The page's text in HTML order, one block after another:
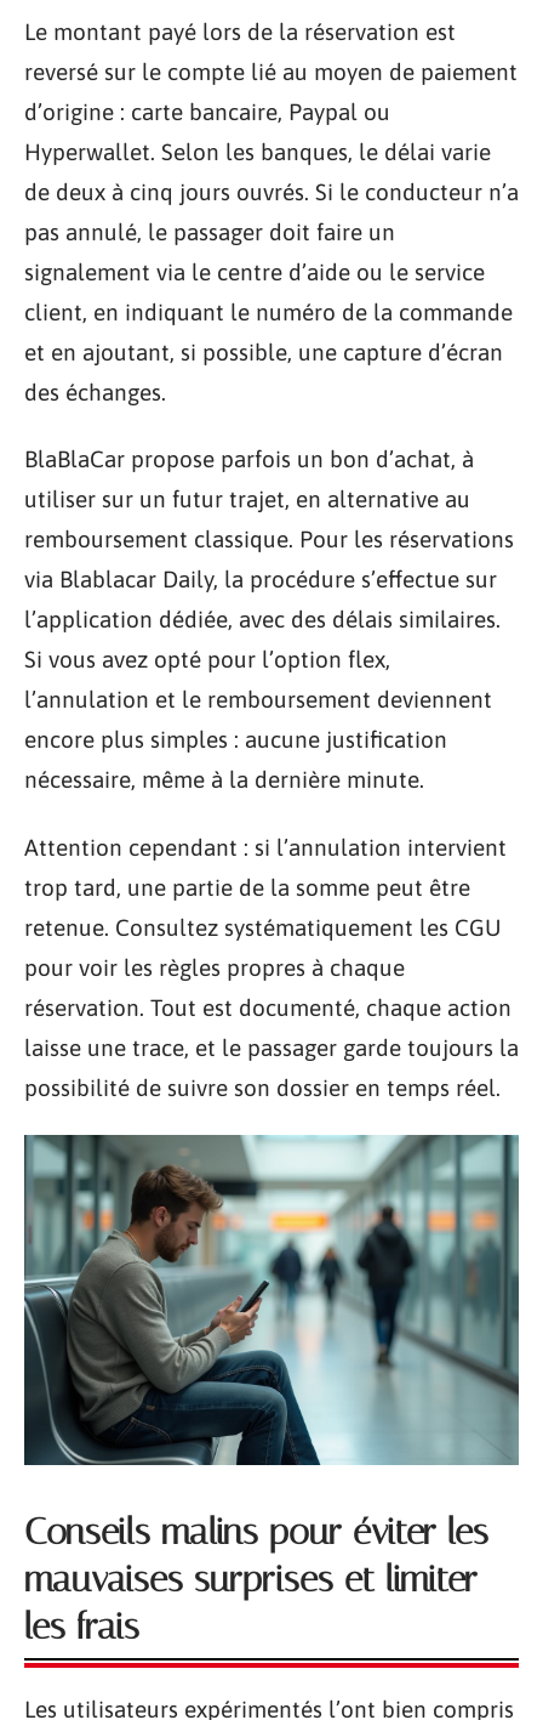
Le montant payé lors de la réservation est
reversé sur le compte lié au moyen de paiement
d’origine : carte bancaire, Paypal ou
Hyperwallet. Selon les banques, le délai varie
de deux à cinq jours ouvrés. Si le conducteur n’a
pas annulé, le passager doit faire un
signalement via le centre d’aide ou le service
client, en indiquant le numéro de la commande
et en ajoutant, si possible, une capture d’écran
des échanges.
BlaBlaCar propose parfois un bon d’achat, à
utiliser sur un futur trajet, en alternative au
remboursement classique. Pour les réservations
via Blablacar Daily, la procédure s’effectue sur
l’application dédiée, avec des délais similaires.
Si vous avez opté pour l’option flex,
l’annulation et le remboursement deviennent
encore plus simples : aucune justification
nécessaire, même à la dernière minute.
Attention cependant : si l’annulation intervient
trop tard, une partie de la somme peut être
retenue. Consultez systématiquement les CGU
pour voir les règles propres à chaque
réservation. Tout est documenté, chaque action
laisse une trace, et le passager garde toujours la
possibilité de suivre son dossier en temps réel.
Conseils malins pour éviter les
mauvaises surprises et limiter
les frais
Les utilisateurs expérimentés l’ont bien compris